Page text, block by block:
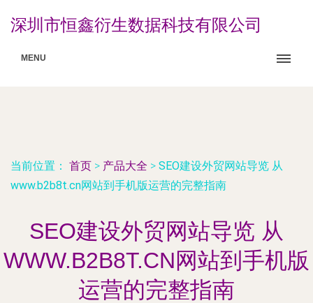
深圳市恒鑫衍生数据科技有限公司
MENU
当前位置： 首页 > 产品大全 > SEO建设外贸网站导览 从
www.b2b8t.cn网站到手机版运营的完整指南
SEO建设外贸网站导览 从
WWW.B2B8T.CN网站到手机版
运营的完整指南